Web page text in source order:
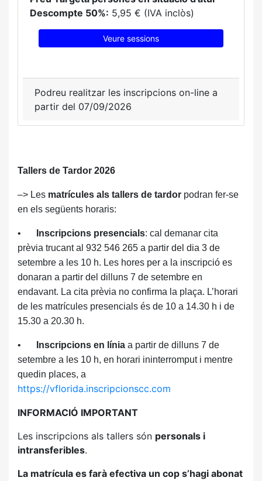
Descompte 50%: 5,95 € (IVA inclòs)
Veure sessions
Podreu realitzar les inscripcions on-line a
partir del 07/09/2026
Tallers de Tardor 2026
–> Les matrícules als tallers de tardor podran fer-se
en els següents horaris:
• Inscripcions presencials: cal demanar cita
prèvia trucant al 932 546 265 a partir del dia 3 de
setembre a les 10 h. Les hores per a la inscripció es
donaran a partir del dilluns 7 de setembre en
endavant. La cita prèvia no confirma la plaça. L’horari
de les matrícules presencials és de 10 a 14.30 h i de
15.30 a 20.30 h.
• Inscripcions en línia a partir de dilluns 7 de
setembre a les 10 h, en horari ininterromput i mentre
quedin places, a
https://vflorida.inscripcionscc.com
INFORMACIÓ IMPORTANT
Les inscripcions als tallers són personals i
intransferibles.
La matrícula es farà efectiva un cop s’hagi abonat